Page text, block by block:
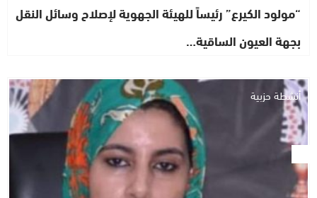
“مولود الكيرع” رئيساً للهيئة الجهوية لإصلاح وسائل النقل
بجهة العيون الساقية…
أنشطة حزبية